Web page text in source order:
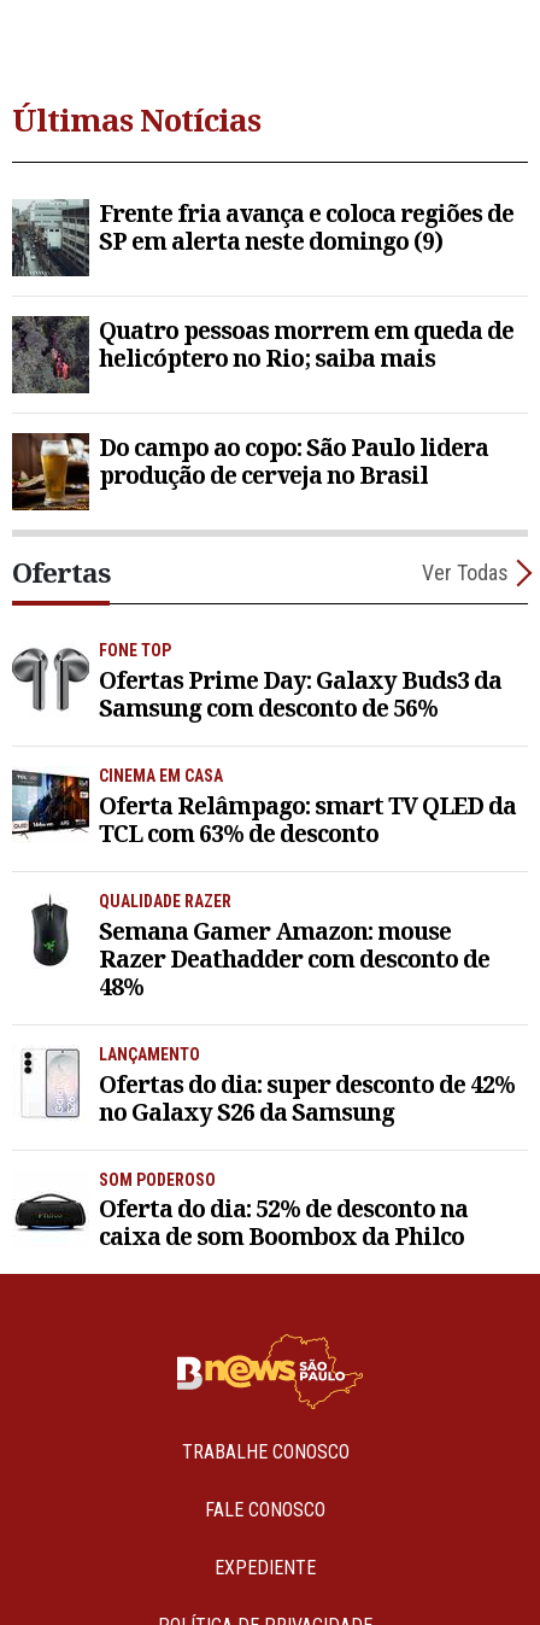
Últimas Notícias
Frente fria avança e coloca regiões de
SP em alerta neste domingo (9)
Quatro pessoas morrem em queda de
helicóptero no Rio; saiba mais
Do campo ao copo: São Paulo lidera
produção de cerveja no Brasil
Ofertas Ver Todas
FONE TOP
Ofertas Prime Day: Galaxy Buds3 da
Samsung com desconto de 56%
CINEMA EM CASA
Oferta Relâmpago: smart TV QLED da
TCL com 63% de desconto
QUALIDADE RAZER
Semana Gamer Amazon: mouse
Razer Deathadder com desconto de
48%
LANÇAMENTO
Ofertas do dia: super desconto de 42%
no Galaxy S26 da Samsung
SOM PODEROSO
Oferta do dia: 52% de desconto na
caixa de som Boombox da Philco
TRABALHE CONOSCO
FALE CONOSCO
EXPEDIENTE